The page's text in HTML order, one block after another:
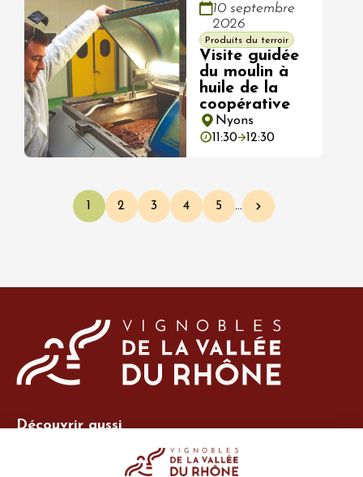
10 septembre
2026
Produits du terroir
Visite guidée
du moulin à
huile de la
coopérative
Nyons
11:30
12:30
Pagination
Page courante
1 Page
2 Page
3 Page
4 Page
5 … Page suivante
Découvrir aussi